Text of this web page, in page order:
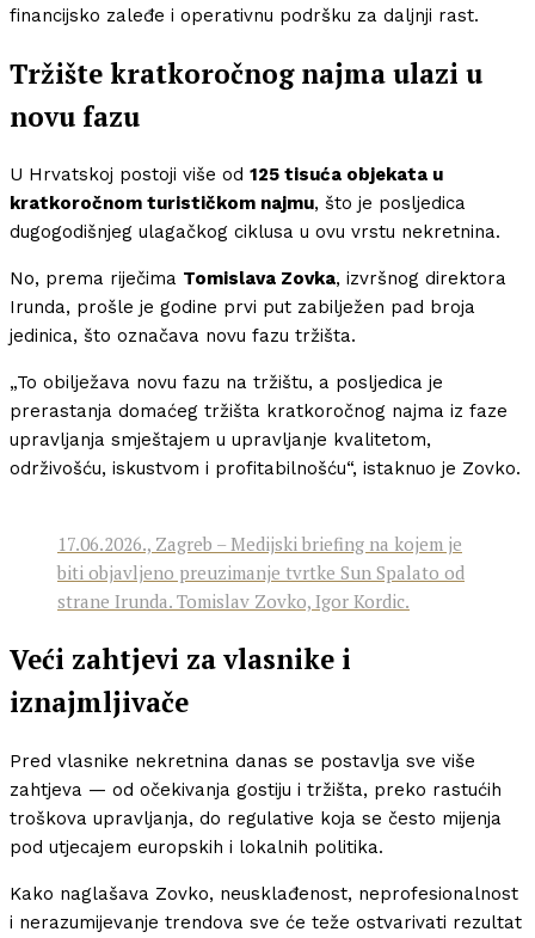
financijsko zaleđe i operativnu podršku za daljnji rast.
Tržište kratkoročnog najma ulazi u
novu fazu
U Hrvatskoj postoji više od 125 tisuća objekata u
kratkoročnom turističkom najmu, što je posljedica
dugogodišnjeg ulagačkog ciklusa u ovu vrstu nekretnina.
No, prema riječima Tomislava Zovka, izvršnog direktora
Irunda, prošle je godine prvi put zabilježen pad broja
jedinica, što označava novu fazu tržišta.
„To obilježava novu fazu na tržištu, a posljedica je
prerastanja domaćeg tržišta kratkoročnog najma iz faze
upravljanja smještajem u upravljanje kvalitetom,
održivošću, iskustvom i profitabilnošću“, istaknuo je Zovko.
17.06.2026., Zagreb – Medijski briefing na kojem je
biti objavljeno preuzimanje tvrtke Sun Spalato od
strane Irunda. Tomislav Zovko, Igor Kordic.
Veći zahtjevi za vlasnike i
iznajmljivače
Pred vlasnike nekretnina danas se postavlja sve više
zahtjeva — od očekivanja gostiju i tržišta, preko rastućih
troškova upravljanja, do regulative koja se često mijenja
pod utjecajem europskih i lokalnih politika.
Kako naglašava Zovko, neusklađenost, neprofesionalnost
i nerazumijevanje trendova sve će teže ostvarivati rezultat